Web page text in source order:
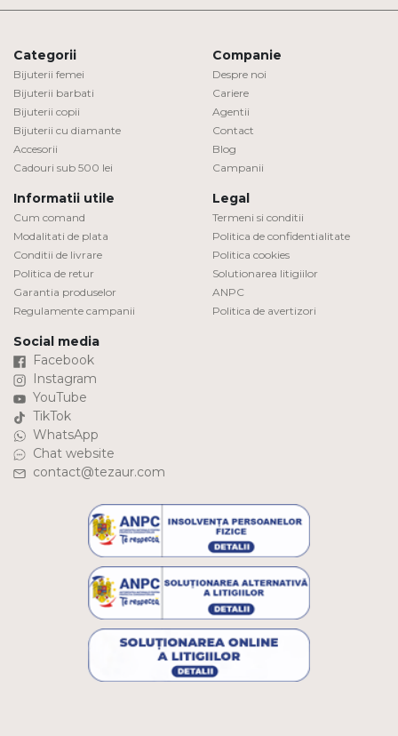
Categorii
Bijuterii femei
Bijuterii barbati
Bijuterii copii
Bijuterii cu diamante
Accesorii
Cadouri sub 500 lei
Companie
Despre noi
Cariere
Agentii
Contact
Blog
Campanii
Informatii utile
Cum comand
Modalitati de plata
Conditii de livrare
Politica de retur
Garantia produselor
Regulamente campanii
Legal
Termeni si conditii
Politica de confidentialitate
Politica cookies
Solutionarea litigiilor
ANPC
Politica de avertizori
Social media
Facebook
Instagram
YouTube
TikTok
WhatsApp
Chat website
contact@tezaur.com